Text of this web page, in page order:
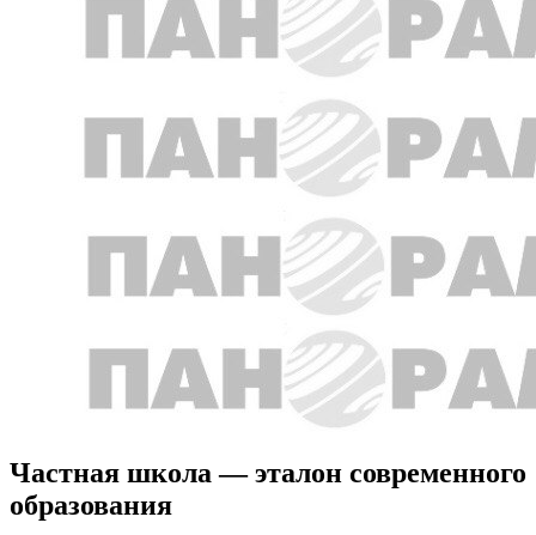
Частная школа — эталон современного
образования